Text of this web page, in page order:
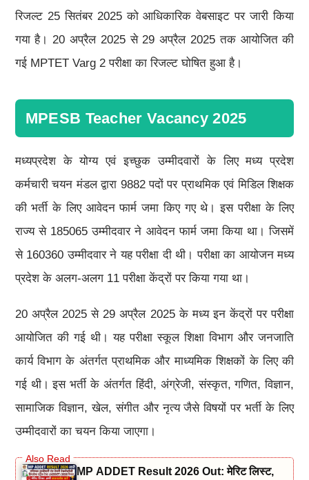
रिजल्ट 25 सितंबर 2025 को आधिकारिक वेबसाइट पर जारी किया
गया है। 20 अप्रैल 2025 से 29 अप्रैल 2025 तक आयोजित की
गई MPTET Varg 2 परीक्षा का रिजल्ट घोषित हुआ है।
MPESB Teacher Vacancy 2025
मध्यप्रदेश के योग्य एवं इच्छुक उम्मीदवारों के लिए मध्य प्रदेश
कर्मचारी चयन मंडल द्वारा 9882 पदों पर प्राथमिक एवं मिडिल शिक्षक
की भर्ती के लिए आवेदन फार्म जमा किए गए थे। इस परीक्षा के लिए
राज्य से 185065 उम्मीदवार ने आवेदन फार्म जमा किया था। जिसमें
से 160360 उम्मीदवार ने यह परीक्षा दी थी। परीक्षा का आयोजन मध्य
प्रदेश के अलग-अलग 11 परीक्षा केंद्रों पर किया गया था।
20 अप्रैल 2025 से 29 अप्रैल 2025 के मध्य इन केंद्रों पर परीक्षा
आयोजित की गई थी। यह परीक्षा स्कूल शिक्षा विभाग और जनजाति
कार्य विभाग के अंतर्गत प्राथमिक और माध्यमिक शिक्षकों के लिए की
गई थी। इस भर्ती के अंतर्गत हिंदी, अंग्रेजी, संस्कृत, गणित, विज्ञान,
सामाजिक विज्ञान, खेल, संगीत और नृत्य जैसे विषयों पर भर्ती के लिए
उम्मीदवारों का चयन किया जाएगा।
MP ADDET Result 2026 Out: मेरिट लिस्ट,